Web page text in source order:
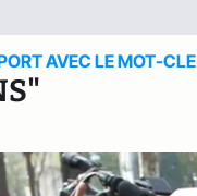
AVEC LE MOT-CLE